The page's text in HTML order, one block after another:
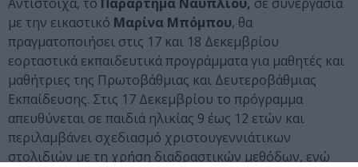
με την εικαστικό Μαρίνα Μπόμπου, θα
πραγματοποιήσει στις 17 και 18 Δεκεμβρίου
εορταστικά εκπαιδευτικά προγράμματα για μαθητές και
μαθήτριες της Πρωτοβάθμιας και Δευτεροβάθμιας
Εκπαίδευσης. Στις 17 Δεκεμβρίου το πρόγραμμα
απευθύνεται σε παιδιά ηλικίας 9 έως 12 ετών και
περιλαμβάνει σχεδιασμό χριστουγεννιάτικων
στολιδιών με τη χρήση διαδραστικών μεθόδων, ενώ